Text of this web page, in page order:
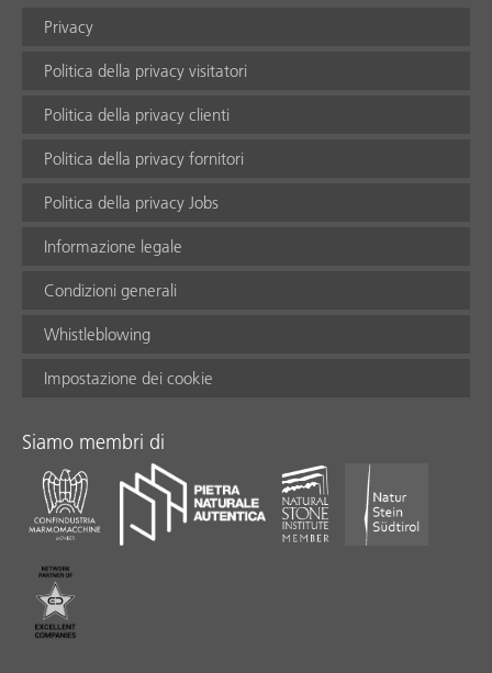
Privacy
Politica della privacy visitatori
Politica della privacy clienti
Politica della privacy fornitori
Politica della privacy Jobs
Informazione legale
Condizioni generali
Whistleblowing
Impostazione dei cookie
Siamo membri di